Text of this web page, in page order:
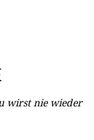
wirst nie wieder